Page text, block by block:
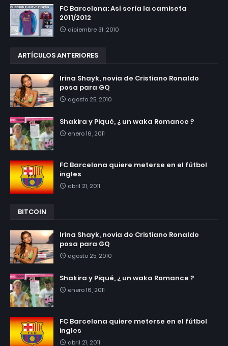
FC Barcelona: Así sería la camiseta
2011/2012
diciembre 31, 2010
ARTÍCULOS ANTERIORES
Irina Shayk, novia de Cristiano Ronaldo
posa para GQ
agosto 25, 2010
Shakira y Piqué, ¿ un waka Romance ?
enero 16, 2011
FC Barcelona quiere meterse en el fútbol
ingles
abril 21, 2011
BITCOIN
Irina Shayk, novia de Cristiano Ronaldo
posa para GQ
agosto 25, 2010
Shakira y Piqué, ¿ un waka Romance ?
enero 16, 2011
FC Barcelona quiere meterse en el fútbol
ingles
abril 21, 2011